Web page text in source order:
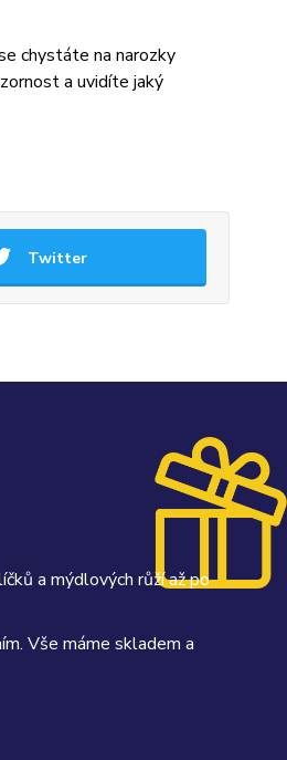
chystáte na narozky
a uvidíte jaký
Twitter
a mýdlových růží až po
Vše máme skladem a